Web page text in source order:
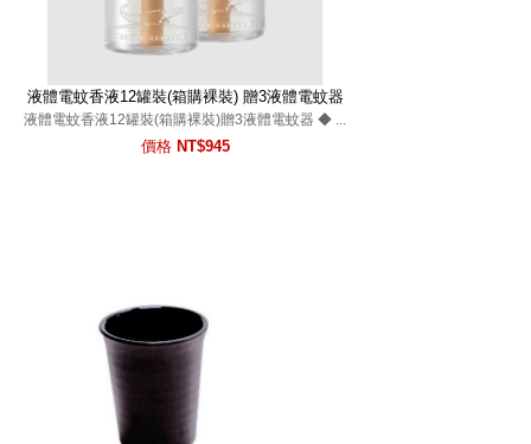
液體電蚊香液12罐裝(箱購裸裝) 贈3液體電蚊器
液體電蚊香液12罐裝(箱購裸裝)贈3液體電蚊器 ◆ ...
價格 NT$945